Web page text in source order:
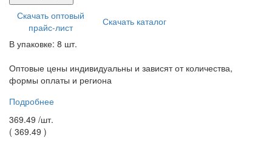
Скачать оптовый
прайс-лист
Скачать каталог
В упаковке: 8 шт.
Оптовые цены индивидуальны и зависят от количества,
формы оплаты и региона
Подробнее
369.49 /шт.
( 369.49 )